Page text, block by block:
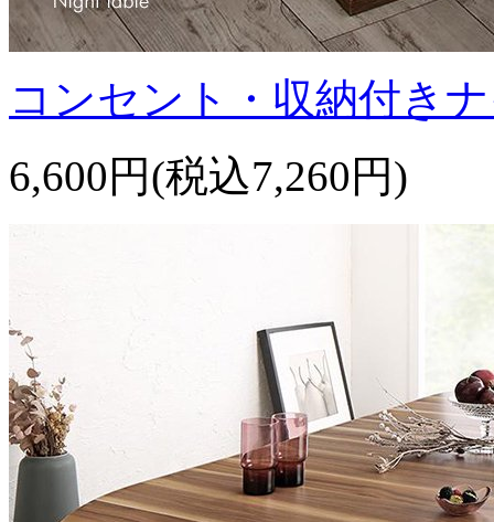
コンセント・収納付き
6,600円(税込7,260円)